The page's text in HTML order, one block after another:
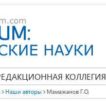
КОЛЛЕГИЯ
Наши авторы Мамажанов Г.О.